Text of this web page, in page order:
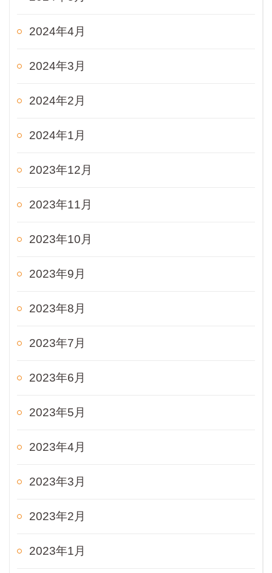
2024年4月
2024年3月
2024年2月
2024年1月
2023年12月
2023年11月
2023年10月
2023年9月
2023年8月
2023年7月
2023年6月
2023年5月
2023年4月
2023年3月
2023年2月
2023年1月